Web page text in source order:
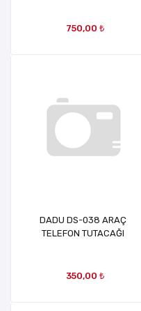
750,00 ₺
DADU DS-038 ARAÇ
TELEFON TUTACAĞI
350,00 ₺